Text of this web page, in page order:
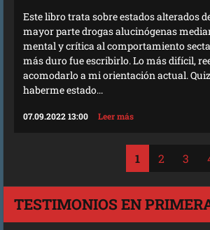
Este libro trata sobre estados alterados
mayor parte drogas alucinógenas
mental y crítica al comportamiento
más duro fue escribirlo. Lo más difícil,
acomodarlo a mi orientación actual.
haberme estado...
07.09.2022 13:00 Leer más
1 2 3
TESTIMONIOS EN